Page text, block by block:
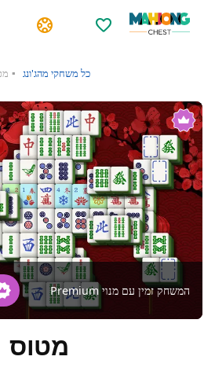
מועדפים משימות
כל משחקי מהג'ונג מטוס
המשחק זמין עם מנוי Premium
מטוס